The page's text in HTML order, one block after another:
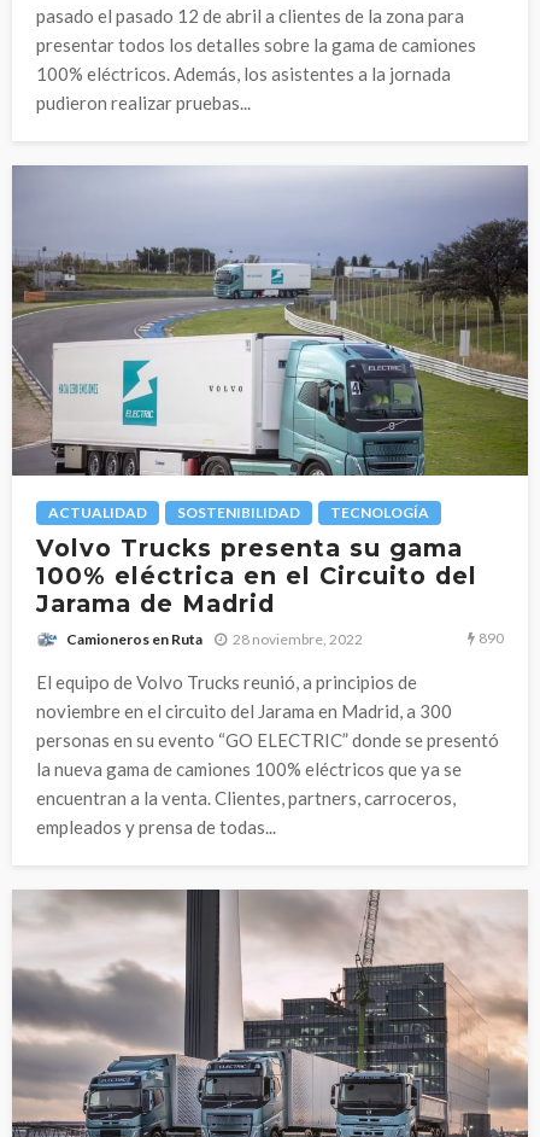
pasado el pasado 12 de abril a clientes de la zona para
presentar todos los detalles sobre la gama de camiones
100% eléctricos. Además, los asistentes a la jornada
pudieron realizar pruebas...
ACTUALIDAD SOSTENIBILIDAD TECNOLOGÍA
Volvo Trucks presenta su gama
100% eléctrica en el Circuito del
Jarama de Madrid
Camioneros en Ruta 28 noviembre, 2022 890
El equipo de Volvo Trucks reunió, a principios de
noviembre en el circuito del Jarama en Madrid, a 300
personas en su evento “GO ELECTRIC” donde se presentó
la nueva gama de camiones 100% eléctricos que ya se
encuentran a la venta. Clientes, partners, carroceros,
empleados y prensa de todas...